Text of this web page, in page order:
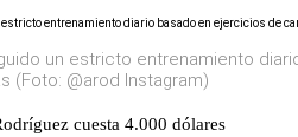
un estricto entrenamiento
(Foto: @arod Instagram)
cuesta 4.000 dólares